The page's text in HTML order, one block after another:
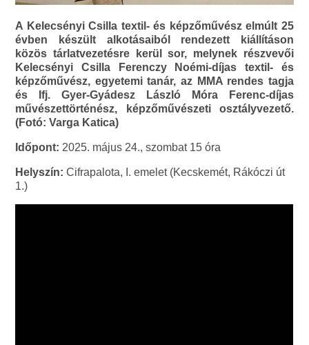
A Kelecsényi Csilla textil- és képzőművész elmúlt 25
évben készült alkotásaiból rendezett kiállításon
közös tárlatvezetésre kerül sor, melynek részvevői
Kelecsényi Csilla Ferenczy Noémi-díjas textil- és
képzőművész, egyetemi tanár, az MMA rendes tagja
és Ifj. Gyer-Gyádesz László Móra Ferenc-díjas
művészettörténész, képzőművészeti osztályvezető.
(Fotó: Varga Katica)
Időpont: 2025. május 24., szombat 15 óra
Helyszín: Cifrapalota, I. emelet (Kecskemét, Rákóczi út
1.)